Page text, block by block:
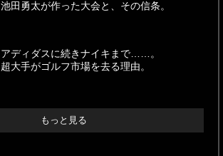
池田勇太が作った大会と、その信条。
アディダスに続きナイキまで……。
超大手がゴルフ市場を去る理由。
もっと見る